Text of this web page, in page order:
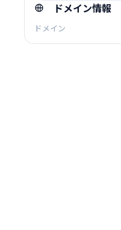
ドメイン情報
ドメイン